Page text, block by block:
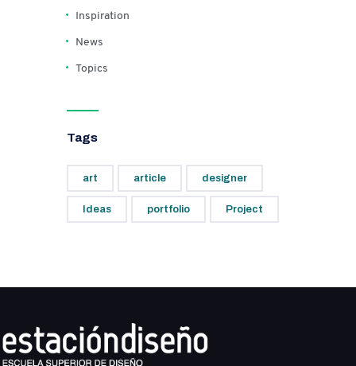
Inspiration
News
Topics
Tags
art article designer
Ideas portfolio Project